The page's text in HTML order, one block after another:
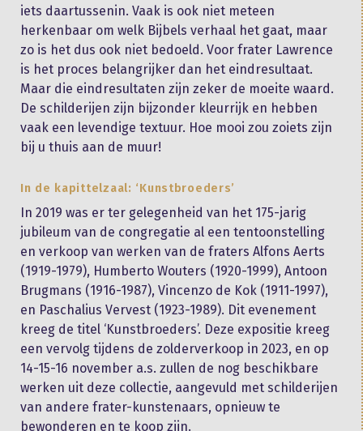
iets daartussenin. Vaak is ook niet meteen
herkenbaar om welk Bijbels verhaal het gaat, maar
zo is het dus ook niet bedoeld. Voor frater Lawrence
is het proces belangrijker dan het eindresultaat.
Maar die eindresultaten zijn zeker de moeite waard.
De schilderijen zijn bijzonder kleurrijk en hebben
vaak een levendige textuur. Hoe mooi zou zoiets zijn
bij u thuis aan de muur!
In de kapittelzaal: ‘Kunstbroeders’
In 2019 was er ter gelegenheid van het 175-jarig
jubileum van de congregatie al een tentoonstelling
en verkoop van werken van de fraters Alfons Aerts
(1919-1979), Humberto Wouters (1920-1999), Antoon
Brugmans (1916-1987), Vincenzo de Kok (1911-1997),
en Paschalius Vervest (1923-1989). Dit evenement
kreeg de titel ‘Kunstbroeders’. Deze expositie kreeg
een vervolg tijdens de zolderverkoop in 2023, en op
14-15-16 november a.s. zullen de nog beschikbare
werken uit deze collectie, aangevuld met schilderijen
van andere frater-kunstenaars, opnieuw te
bewonderen en te koop zijn.